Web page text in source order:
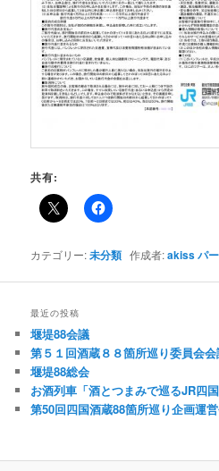
共有:
カテゴリー:未分類 作成者:akissパ
最近の投稿
堰堤88会議
第５１回酒蔵８８箇所巡り委員会
堰堤88総会
お酒列車「酒とつまみで巡るJR四
第50回四国酒蔵88箇所巡り企画運